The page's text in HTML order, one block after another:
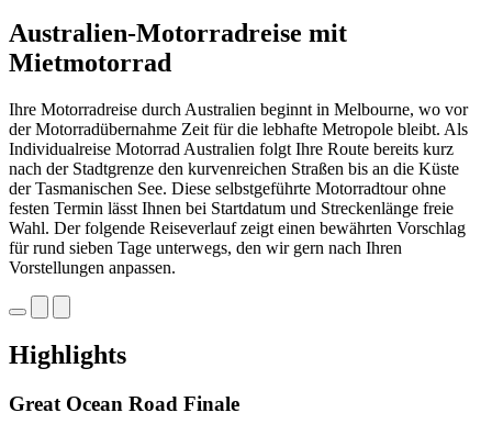
Australien-Motorradreise mit
Mietmotorrad
Ihre Motorradreise durch Australien beginnt in Melbourne, wo vor
der Motorradübernahme Zeit für die lebhafte Metropole bleibt. Als
Individualreise Motorrad Australien folgt Ihre Route bereits kurz
nach der Stadtgrenze den kurvenreichen Straßen bis an die Küste
der Tasmanischen See. Diese selbstgeführte Motorradtour ohne
festen Termin lässt Ihnen bei Startdatum und Streckenlänge freie
Wahl. Der folgende Reiseverlauf zeigt einen bewährten Vorschlag
für rund sieben Tage unterwegs, den wir gern nach Ihren
Vorstellungen anpassen.
Highlights
Great Ocean Road Finale